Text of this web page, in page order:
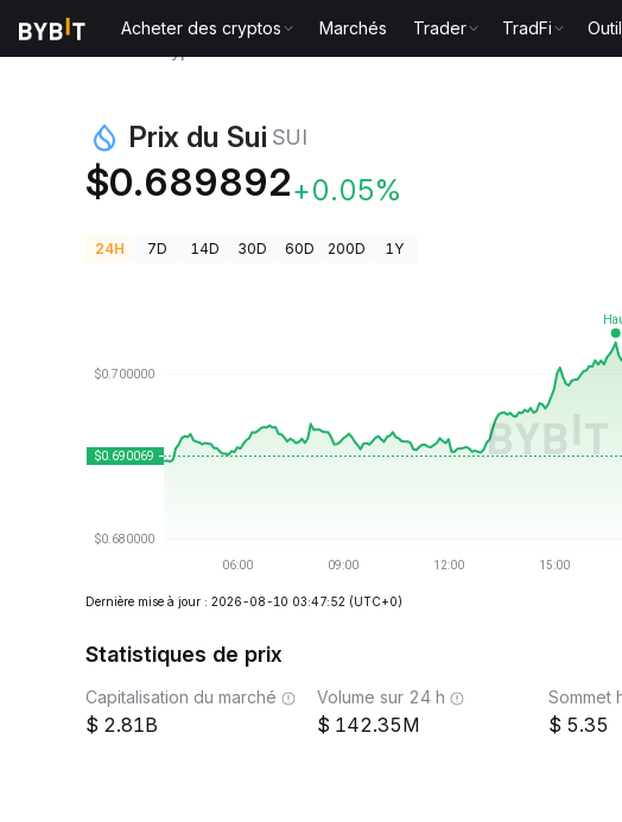
Acheter des cryptos Marchés Trader TradFi
Prix du Sui SUI
$0.689892+0.05%
24H 7D 14D 30D 60D 200D 1Y
Dernière mise à jour : 2026-08-10 03:47:52 (UTC+0)
Statistiques de prix
Capitalisation du marché
2.81B
Volume sur 24 h
142.35M
Sommet
5.35